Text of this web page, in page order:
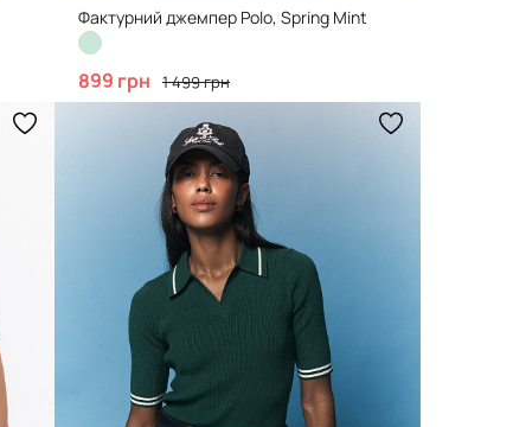
Фактурний джемпер Polo, Spring Mint
899 грн 1 499 грн